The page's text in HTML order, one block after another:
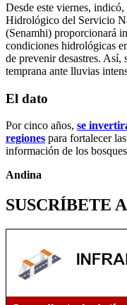
Desde este viernes,
Hidrológico del Servicio
(Senamhi) proporcionará
condiciones hidrológicas
de prevenir desastres. Así,
temprana ante lluvias
El dato
Por cinco años, se
regiones para fortalecer
información de los
Andina
SUSCRÍBETE